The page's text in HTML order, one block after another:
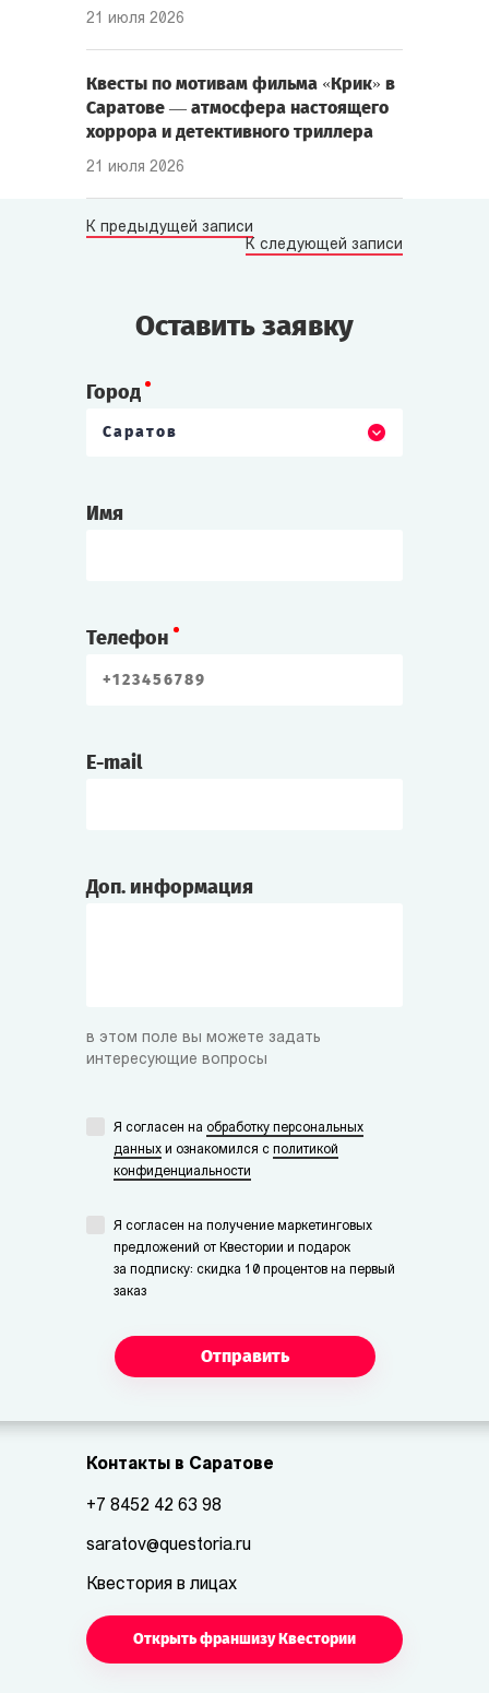
21 июля 2026
Квесты по мотивам фильма «Крик» в
Саратове — атмосфера настоящего
хоррора и детективного триллера
21 июля 2026
К предыдущей записи
К следующей записи
Оставить заявку
Город
Саратов
Имя
Телефон
E-mail
Доп. информация
в этом поле вы можете задать
интересующие вопросы
Я согласен на обработку персональных
данных и ознакомился с политикой
конфиденциальности
Я согласен на получение маркетинговых
предложений от Квестории и подарок
за подписку: скидка 10 процентов на первый
заказ
Отправить
Контакты в Саратове
+7 8452 42 63 98
saratov@questoria.ru
Квестория в лицах
Открыть франшизу Квестории